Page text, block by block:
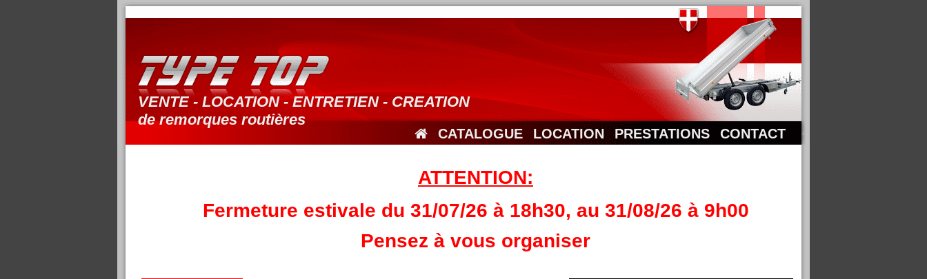
VENTE - LOCATION - ENTRETIEN - CREATION
de remorques routières
CATALOGUE LOCATION PRESTATIONS CONTACT
ATTENTION:
Fermeture estivale du 31/07/26 à 18h30, au 31/08/26 à 9h00
Pensez à vous organiser